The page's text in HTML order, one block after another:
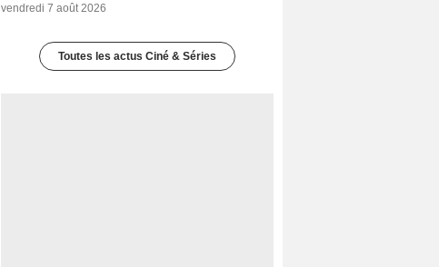
vendredi 7 août 2026
Toutes les actus Ciné & Séries